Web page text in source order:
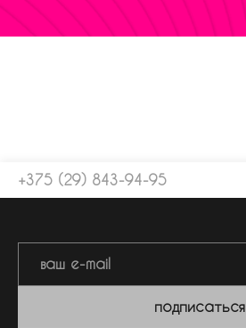
+375 (29) 843-94-95
подписаться